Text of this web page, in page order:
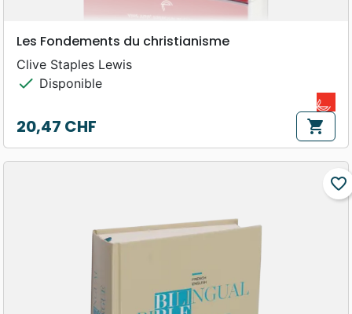
Les Fondements du christianisme
Clive Staples Lewis
check Disponible
Prix
20,47 CHF shopping_cart
favorite_border